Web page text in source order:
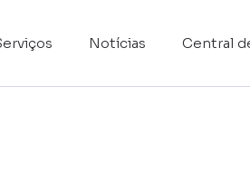
Notícias Central